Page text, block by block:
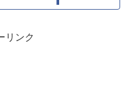
リンク